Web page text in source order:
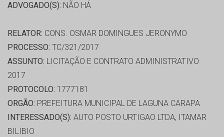
ADVOGADO(S): NÃO HÁ
RELATOR: CONS. OSMAR DOMINGUES JERONYMO
PROCESSO: TC/321/2017
ASSUNTO: LICITAÇÃO E CONTRATO ADMINISTRATIVO
2017
PROTOCOLO: 1777181
ORGÃO: PREFEITURA MUNICIPAL DE LAGUNA CARAPA
INTERESSADO(S): AUTO POSTO URTIGAO LTDA, ITAMAR
BILIBIO